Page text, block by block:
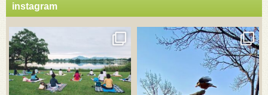
instagram
3月 18